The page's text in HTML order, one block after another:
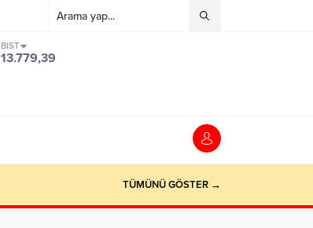
Grandpashabetgrandpashabet grandpashabet
BIST
13.779,39
TÜMÜNÜ GÖSTER →